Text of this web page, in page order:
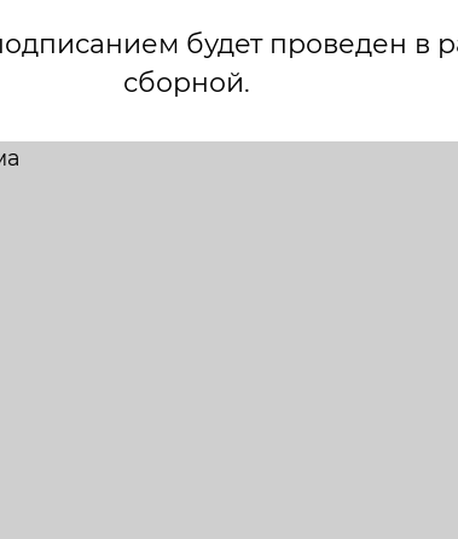
будет проведен в
сборной.